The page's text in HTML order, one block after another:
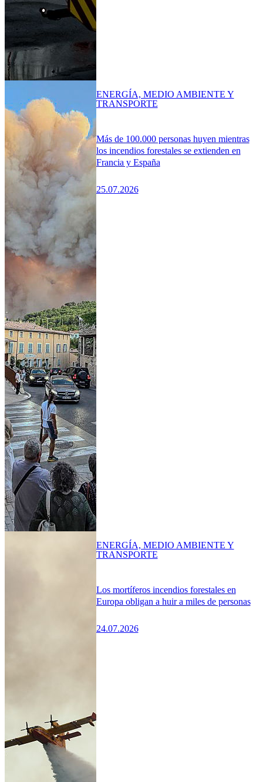
Más de 100.000 personas huyen mientras
los incendios forestales se extienden en
Francia y España
25.07.2026
ENERGÍA, MEDIO AMBIENTE Y
TRANSPORTE
Los mortíferos incendios forestales en
Europa obligan a huir a miles de personas
24.07.2026
ENERGÍA, MEDIO AMBIENTE Y
TRANSPORTE